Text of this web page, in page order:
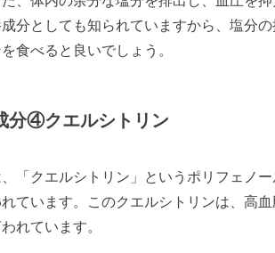
分としても知られていますから、塩分
食べると良いでしょう。
分④クエルシトリン
「クエルシトリン」というポリフェノ
ています。このクエルシトリンは、高
れています。